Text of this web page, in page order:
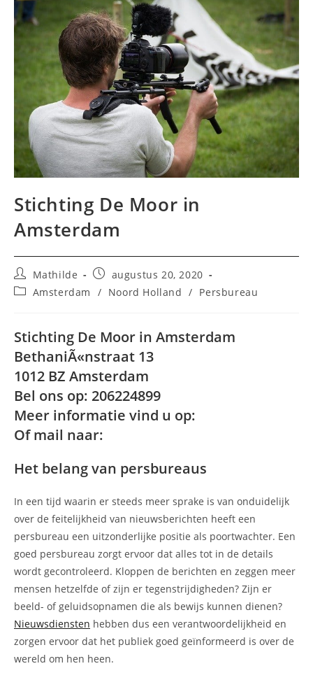
Stichting De Moor in
Amsterdam
Bericht
auteur:
Mathilde
Bericht
gepubliceerd
op:
augustus 20, 2020
Berichtcategorie:
Amsterdam / Noord Holland / Persbureau
Stichting De Moor in Amsterdam
BethaniÃ«nstraat 13
1012 BZ Amsterdam
Bel ons op: 206224899
Meer informatie vind u op:
Of mail naar:
Het belang van persbureaus
In een tijd waarin er steeds meer sprake is van onduidelijk
over de feitelijkheid van nieuwsberichten heeft een
persbureau een uitzonderlijke positie als poortwachter. Een
goed persbureau zorgt ervoor dat alles tot in de details
wordt gecontroleerd. Kloppen de berichten en zeggen meer
mensen hetzelfde of zijn er tegenstrijdigheden? Zijn er
beeld- of geluidsopnamen die als bewijs kunnen dienen?
Nieuwsdiensten hebben dus een verantwoordelijkheid en
zorgen ervoor dat het publiek goed geïnformeerd is over de
wereld om hen heen.